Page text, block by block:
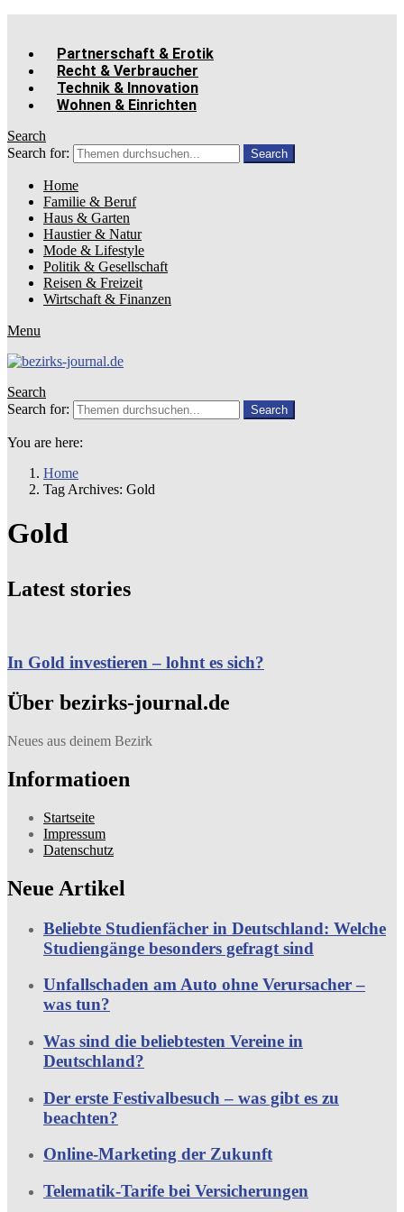
Partnerschaft & Erotik
Recht & Verbraucher
Technik & Innovation
Wohnen & Einrichten
Search
Search for:
Search
Home
Familie & Beruf
Haus & Garten
Haustier & Natur
Mode & Lifestyle
Politik & Gesellschaft
Reisen & Freizeit
Wirtschaft & Finanzen
Menu
Search
Search for:
Search
You are here:
Home
Tag Archives: Gold
Gold
Latest stories
In Gold investieren – lohnt es sich?
Über bezirks-journal.de
Neues aus deinem Bezirk
Informatioen
Startseite
Impressum
Datenschutz
Neue Artikel
Beliebte Studienfächer in Deutschland: Welche
Studiengänge besonders gefragt sind
Unfallschaden am Auto ohne Verursacher –
was tun?
Was sind die beliebtesten Vereine in
Deutschland?
Der erste Festivalbesuch – was gibt es zu
beachten?
Online-Marketing der Zukunft
Telematik-Tarife bei Versicherungen